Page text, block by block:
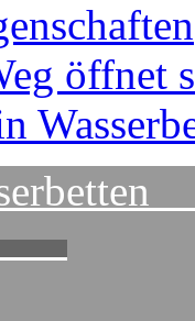
öffnet